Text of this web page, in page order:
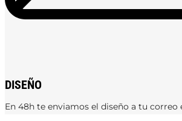
DISEÑO
En 48h te enviamos el diseño a tu correo